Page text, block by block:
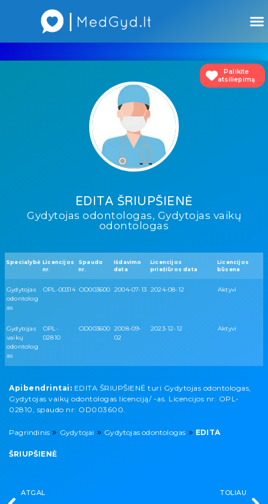
Palikite
atsiliepimą
EDITA ŠRIUPŠIENĖ
Gydytojas odontologas, Gydytojas vaikų
odontologas
Specialybė Licencijos
nr.
Spaudo
nr.
Išdavimo
data
Licencijos
priežiūros data
Licencijos
būsena
Gydytojas
odontolog
as
OPL-00314 OD003600 2004-07-13 2024-08-12 Aktyvi
Gydytojas
vaikų
odontolog
as
OPL-
02810
OD003600 2008-09-
02
2023-12-12 Aktyvi
Apibendrintai: EDITA ŠRIUPŠIENĖ turi Gydytojas odontologas,
Gydytojas vaikų odontologas licenciją/ -as. Licencijos nr: OPL-
02810, spaudo nr: OD003600.
Pagrindinis » Gydytojai » Gydytojas odontologas » EDITA
ŠRIUPŠIENĖ
ATGAL TOLIAU